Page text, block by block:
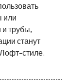
или
трубы,
станут
стиле.